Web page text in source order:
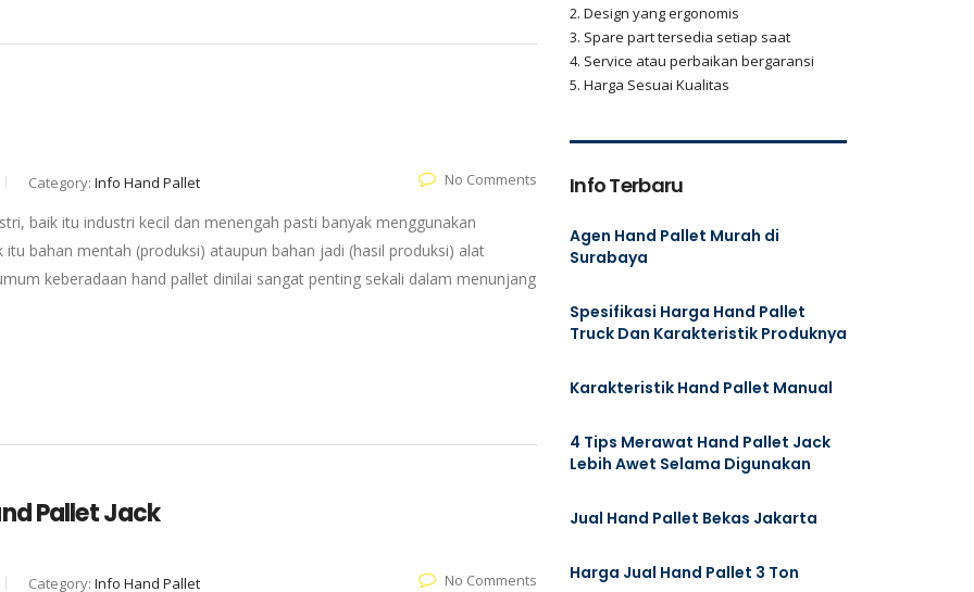
Category: Info Hand Pallet No Comments
baik itu industri kecil dan menengah pasti banyak menggunakan
bahan mentah (produksi) ataupun bahan jadi (hasil produksi) alat
keberadaan hand pallet dinilai sangat penting sekali dalam menunjang
Pallet Jack
Category: Info Hand Pallet No Comments
2. Design yang ergonomis
3. Spare part tersedia setiap saat
4. Service atau perbaikan bergaransi
5. Harga Sesuai Kualitas
Info Terbaru
Agen Hand Pallet Murah di
Surabaya
Spesifikasi Harga Hand Pallet
Truck Dan Karakteristik Produknya
Karakteristik Hand Pallet Manual
4 Tips Merawat Hand Pallet Jack
Lebih Awet Selama Digunakan
Jual Hand Pallet Bekas Jakarta
Harga Jual Hand Pallet 3 Ton